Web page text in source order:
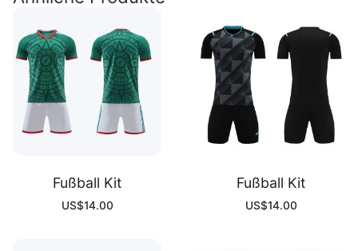
Fußball Kit
US$14.00
Fußball Kit
US$14.00